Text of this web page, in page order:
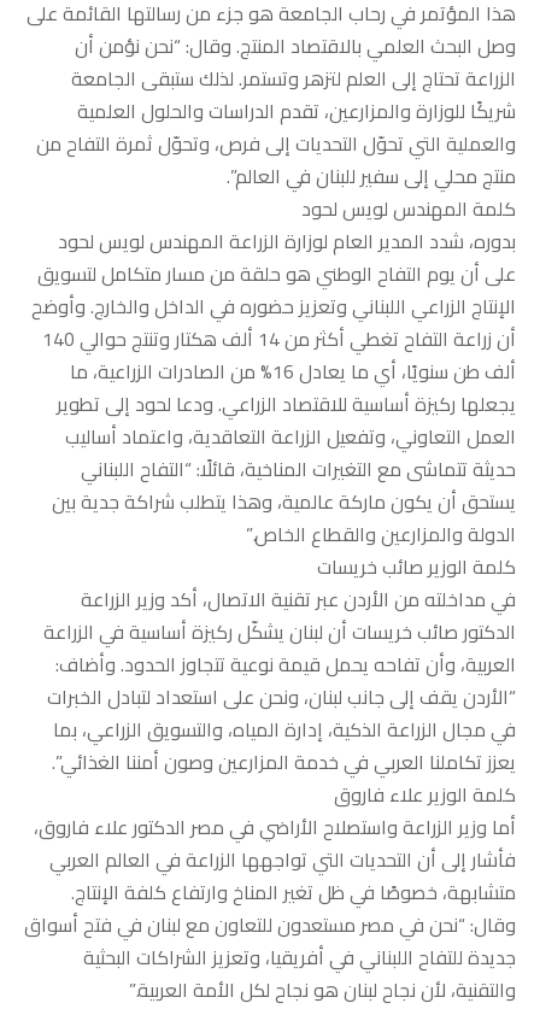
هذا المؤتمر في رحاب الجامعة هو جزء من رسالتها القائمة على
وصل البحث العلمي بالاقتصاد المنتج. وقال: “نحن نؤمن أن
الزراعة تحتاج إلى العلم لتزهر وتستمر. لذلك ستبقى الجامعة
شريكًا للوزارة والمزارعين، تقدم الدراسات والحلول العلمية
والعملية التي تحوّل التحديات إلى فرص، وتحوّل ثمرة التفاح من
منتج محلي إلى سفير للبنان في العالم”.
كلمة المهندس لويس لحود
بدوره، شدد المدير العام لوزارة الزراعة المهندس لويس لحود
على أن يوم التفاح الوطني هو حلقة من مسار متكامل لتسويق
الإنتاج الزراعي اللبناني وتعزيز حضوره في الداخل والخارج. وأوضح
أن زراعة التفاح تغطي أكثر من 14 ألف هكتار وتنتج حوالي 140
ألف طن سنويًا، أي ما يعادل 16% من الصادرات الزراعية، ما
يجعلها ركيزة أساسية للاقتصاد الزراعي. ودعا لحود إلى تطوير
العمل التعاوني، وتفعيل الزراعة التعاقدية، واعتماد أساليب
حديثة تتماشى مع التغيرات المناخية، قائلًا: “التفاح اللبناني
يستحق أن يكون ماركة عالمية، وهذا يتطلب شراكة جدية بين
الدولة والمزارعين والقطاع الخاص.”
كلمة الوزير صائب خريسات
في مداخلته من الأردن عبر تقنية الاتصال، أكد وزير الزراعة
الدكتور صائب خريسات أن لبنان يشكّل ركيزة أساسية في الزراعة
العربية، وأن تفاحه يحمل قيمة نوعية تتجاوز الحدود. وأضاف:
“الأردن يقف إلى جانب لبنان، ونحن على استعداد لتبادل الخبرات
في مجال الزراعة الذكية، إدارة المياه، والتسويق الزراعي، بما
يعزز تكاملنا العربي في خدمة المزارعين وصون أمننا الغذائي”.
كلمة الوزير علاء فاروق
أما وزير الزراعة واستصلاح الأراضي في مصر الدكتور علاء فاروق،
فأشار إلى أن التحديات التي تواجهها الزراعة في العالم العربي
متشابهة، خصوصًا في ظل تغير المناخ وارتفاع كلفة الإنتاج.
وقال: “نحن في مصر مستعدون للتعاون مع لبنان في فتح أسواق
جديدة للتفاح اللبناني في أفريقيا، وتعزيز الشراكات البحثية
والتقنية، لأن نجاح لبنان هو نجاح لكل الأمة العربية.”